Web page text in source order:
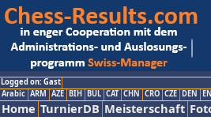
Logged on: Gast
Arabic ARM AZE BIH BUL CAT CHN CRO CZE DEN
Home TurnierDB Meisterschaft